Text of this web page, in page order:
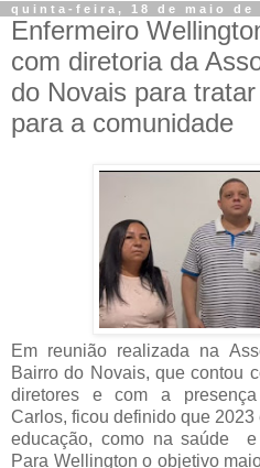
quinta-feira, 18 de maio de
Enfermeiro
com diretoria da
do Novais para
para a comunidade
Em reunião realizada na
Bairro do Novais, que contou
diretores e com a
Carlos,ficou definido que
educação, como na saúde e
Para Wellington o objetivo